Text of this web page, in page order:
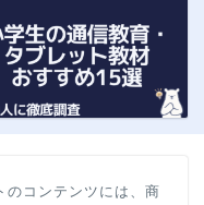
コンテンツには、商